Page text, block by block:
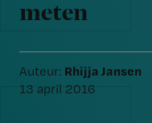
meten
Auteur: Rhijja Jansen
13 april 2016